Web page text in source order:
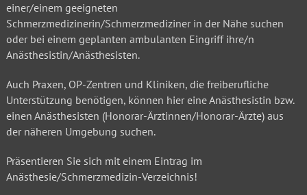
einer/einem geeigneten
Schmerzmedizinerin/Schmerzmediziner in der Nähe suchen
oder bei einem geplanten ambulanten Eingriff ihre/n
Anästhesistin/Anästhesisten.
Auch Praxen, OP-Zentren und Kliniken, die freiberufliche
Unterstützung benötigen, können hier eine Anästhesistin bzw.
einen Anästhesisten (Honorar-Ärztinnen/Honorar-Ärzte) aus
der näheren Umgebung suchen.
Präsentieren Sie sich mit einem Eintrag im
Anästhesie/Schmerzmedizin-Verzeichnis!